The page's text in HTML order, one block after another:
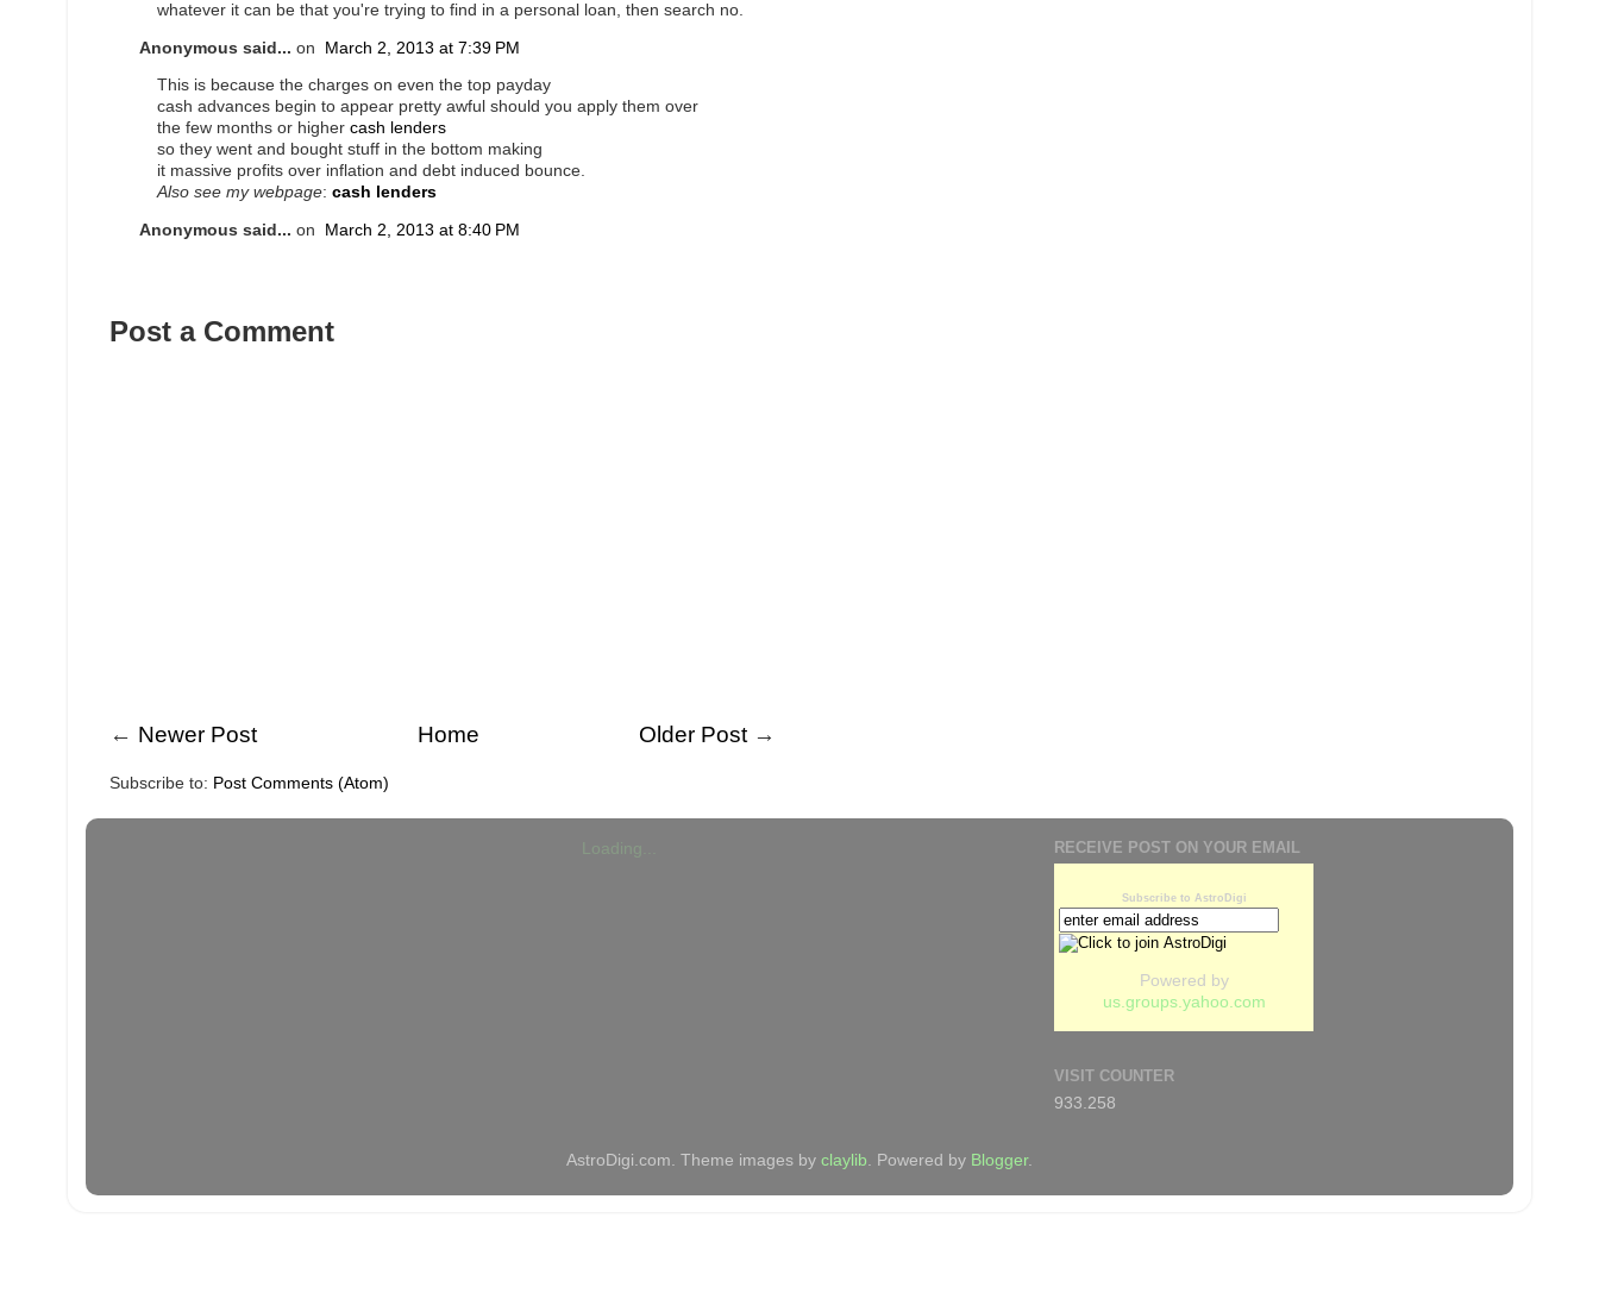
whatever it can be that you're trying to find in a personal loan, then search no.
Anonymous said... on March 2, 2013 at 7:39 PM
This is because the charges on even the top payday
cash advances begin to appear pretty awful should you apply them over
the few months or higher cash lenders
so they went and bought stuff in the bottom making
it massive profits over inflation and debt induced bounce.
Also see my webpage: cash lenders
Anonymous said... on March 2, 2013 at 8:40 PM
Post a Comment
← Newer Post Older Post→
Home
Subscribe to: Post Comments (Atom)
Loading... RECEIVE POST ON YOUR EMAIL
Subscribe to AstroDigi
Powered by
us.groups.yahoo.com
VISIT COUNTER
933.258
AstroDigi.com. Theme images by claylib. Powered by Blogger.